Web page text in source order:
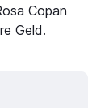
Copan
Geld.